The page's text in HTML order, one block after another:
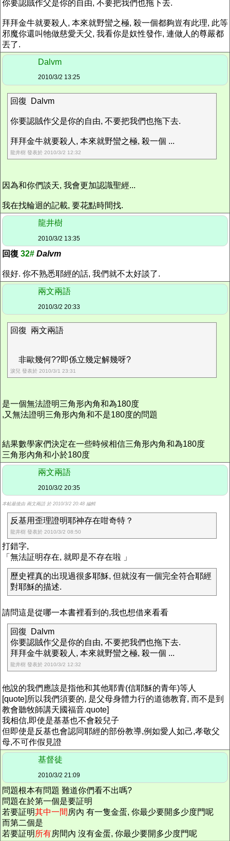
你要認賊作父是你的自由, 不要把我們也拖下去.
拜拜金牛就要殺人, 本來就野蠻之極, 殺一個都夠豈有此理, 此等
邪魔你還叫牠做慈愛天父, 我看你是奴性發作, 連做人的尊嚴都
丟了.
Dalvm
2010/3/2 13:25
回復 Dalvm
你要認賊作父是你的自由, 不要把我們也拖下去.
拜拜金牛就要殺人, 本來就野蠻之極, 殺一個 ...
龍井樹 發表於 2010/3/2 12:32
因為和你們談天, 我會更加認識聖經...
我在找輪迴的記載, 要花點時間找.
龍井樹
2010/3/2 13:35
回復 32# Dalvm
很好. 你不熟悉耶經的話, 我們就不太好談了.
兩文兩語
2010/3/2 20:33
回復 兩文兩語
非歐幾何??即係立幾定解幾呀?
淚兒 發表於 2010/3/1 23:31
是一個無法證明三角形內角和為180度
,又無法證明三角形內角和不是180度的問題
結果數學家們決定在一些時候相信三角形內角和為180度
三角形內角和小於180度
兩文兩語
2010/3/2 20:35
本帖最後由 兩文兩語 於 2010/3/2 20:48 編輯
反基用歪理證明耶神存在咁奇特？
龍井樹 發表於 2010/3/2 08:50
打錯字,
「無法証明存在, 就即是不存在啦 」
歷史裡真的出現過很多耶穌, 但就沒有一個完全符合耶經
對耶穌的描述.
請問這是從哪一本書裡看到的,我也想借來看看
回復 Dalvm
你要認賊作父是你的自由, 不要把我們也拖下去.
拜拜金牛就要殺人, 本來就野蠻之極, 殺一個 ...
龍井樹 發表於 2010/3/2 12:32
他說的我們應該是指他和其他耶青(信耶穌的青年)等人
[quote]所以我們須要的, 是父母身體力行的道德教育, 而不是到
教會聽牧師講天國福音.quote]
我相信,即使是基基也不會殺兒子
但即使是反基也會認同耶經的部份教導,例如愛人如己,孝敬父
母,不可作假見證
基督徒
2010/3/2 21:09
問題根本有問題 難道你們看不出嗎?
問題在於第一個是要証明
若要証明其中一間 房內 有一隻金蛋, 你最少要開多少度門呢
而第二個是
若要証明 所有房間內 沒有金蛋, 你最少要開多少度門呢